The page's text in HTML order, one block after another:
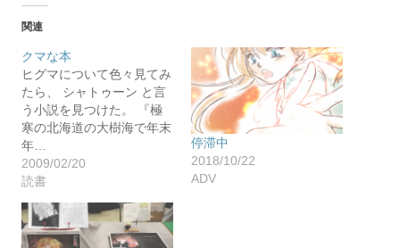
関連
クマな本
ヒグマについて色々見てみ
たら、 シャトゥーン と言
う小説を見つけた。 『極
寒の北海道の大樹海で年末
年…
2009/02/20
読書
停滞中
2018/10/22
ADV